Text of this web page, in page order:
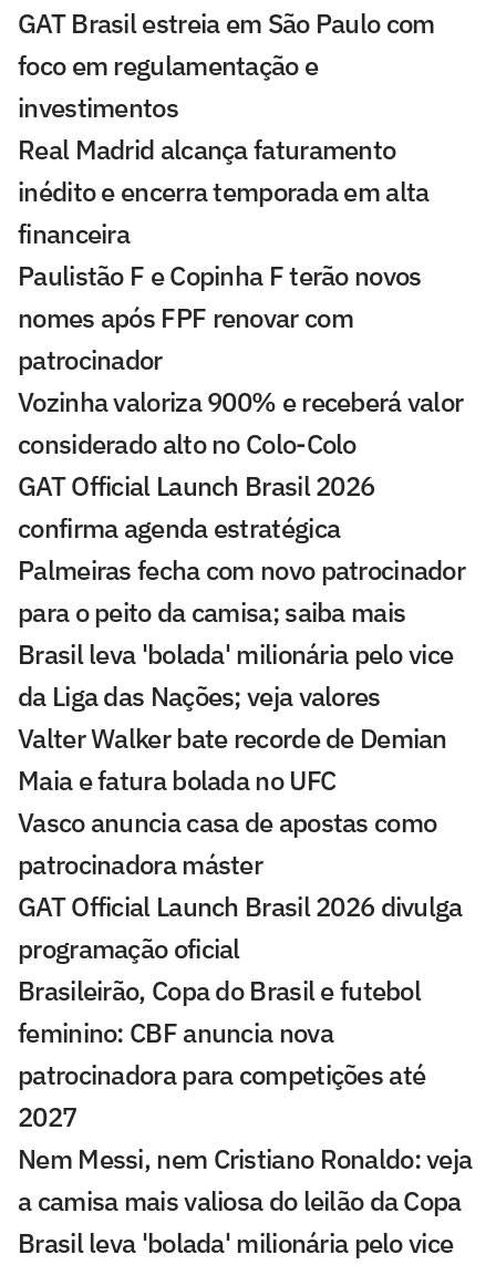
GAT Brasil estreia em São Paulo com
foco em regulamentação e
investimentos
Real Madrid alcança faturamento
inédito e encerra temporada em alta
financeira
Paulistão F e Copinha F terão novos
nomes após FPF renovar com
patrocinador
Vozinha valoriza 900% e receberá valor
considerado alto no Colo-Colo
GAT Official Launch Brasil 2026
confirma agenda estratégica
Palmeiras fecha com novo patrocinador
para o peito da camisa; saiba mais
Brasil leva 'bolada' milionária pelo vice
da Liga das Nações; veja valores
Valter Walker bate recorde de Demian
Maia e fatura bolada no UFC
Vasco anuncia casa de apostas como
patrocinadora máster
GAT Official Launch Brasil 2026 divulga
programação oficial
Brasileirão, Copa do Brasil e futebol
feminino: CBF anuncia nova
patrocinadora para competições até
2027
Nem Messi, nem Cristiano Ronaldo: veja
a camisa mais valiosa do leilão da Copa
Brasil leva 'bolada' milionária pelo vice